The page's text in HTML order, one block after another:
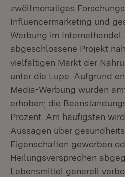
zwölfmonatiges
Influencermarketing und
Werbung im
abgeschlossene Projekt
vielfältigen Markt der
unter die Lupe. Aufgrund
Media-Werbung wurden
erhoben; die
Prozent. Am häufigsten
Aussagen über
Eigenschaften geworben
Heilungsversprechen
Lebensmittel generell